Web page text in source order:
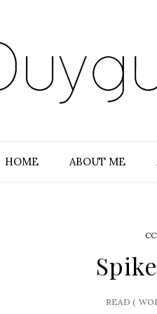
HOME ABOUT ME
READ (